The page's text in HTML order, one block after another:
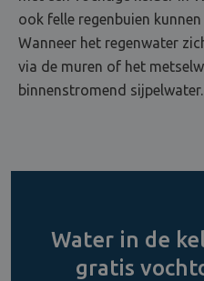
ook felle regenbuien
Wanneer het regenwater
via de muren of het
binnenstromend sijpelwater.
Water in de
gratis